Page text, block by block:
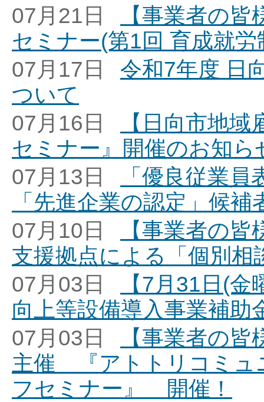
07月21日
【事業者の
セミナー(第1回 育成就
07月17日
令和7年度 日
ついて
07月16日
【日向市地
セミナー』開催のお知ら
07月13日
「優良従業
「先進企業の認定」候
07月10日
【事業者の
支援拠点による「個別相
07月03日
【7月31日(
向上等設備導入事業補助
07月03日
【事業者の
主催 『アトトリコミュ
フセミナー』 開催！